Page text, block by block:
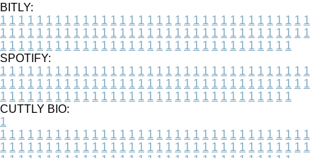
BITLY:
1 1 1 1 1 1 1 1 1 1 1 1 1 1 1 1 1 1 1 1 1 1 1 1 1 1 1 1 1 1 1 1 1 1
1 1 1 1 1 1 1 1 1 1 1 1 1 1 1 1 1 1 1 1 1 1 1 1 1 1 1 1 1 1 1 1 1 1
1 1 1 1 1 1 1 1 1 1 1 1 1 1 1 1 1 1 1 1 1 1 1 1 1 1 1 1 1 1 1 1
SPOTIFY:
1 1 1 1 1 1 1 1 1 1 1 1 1 1 1 1 1 1 1 1 1 1 1 1 1 1 1 1 1 1 1 1 1 1
1 1 1 1 1 1 1 1 1 1 1 1 1 1 1 1 1 1 1 1 1 1 1 1 1 1 1 1 1 1 1 1 1 1
1 1 1 1 1 1 1 1 1 1 1 1 1 1 1 1 1 1 1 1 1 1 1 1 1 1 1 1 1 1 1 1
CUTTLY BIO:
1
1 1 1 1 1 1 1 1 1 1 1 1 1 1 1 1 1 1 1 1 1 1 1 1 1 1 1 1 1 1 1 1 1 1
1 1 1 1 1 1 1 1 1 1 1 1 1 1 1 1 1 1 1 1 1 1 1 1 1 1 1 1 1 1 1 1 1 1